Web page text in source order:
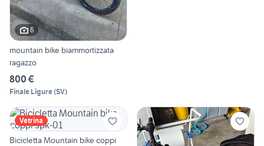
6
mountain bike biammortizzata
ragazzo
800 €
Finale Ligure(SV)
Vetrina
Bicicletta Mountain bike coppi